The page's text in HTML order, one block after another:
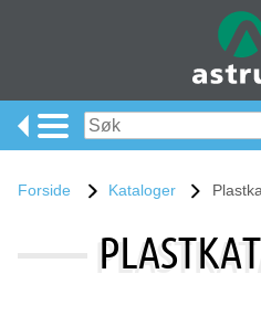
Forside Kataloger